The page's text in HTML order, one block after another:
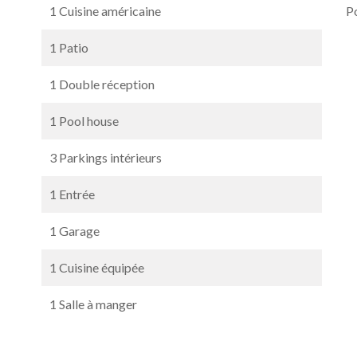
1 Cuisine américaine
1 Patio
1 Double réception
1 Pool house
3 Parkings intérieurs
1 Entrée
1 Garage
1 Cuisine équipée
1 Salle à manger